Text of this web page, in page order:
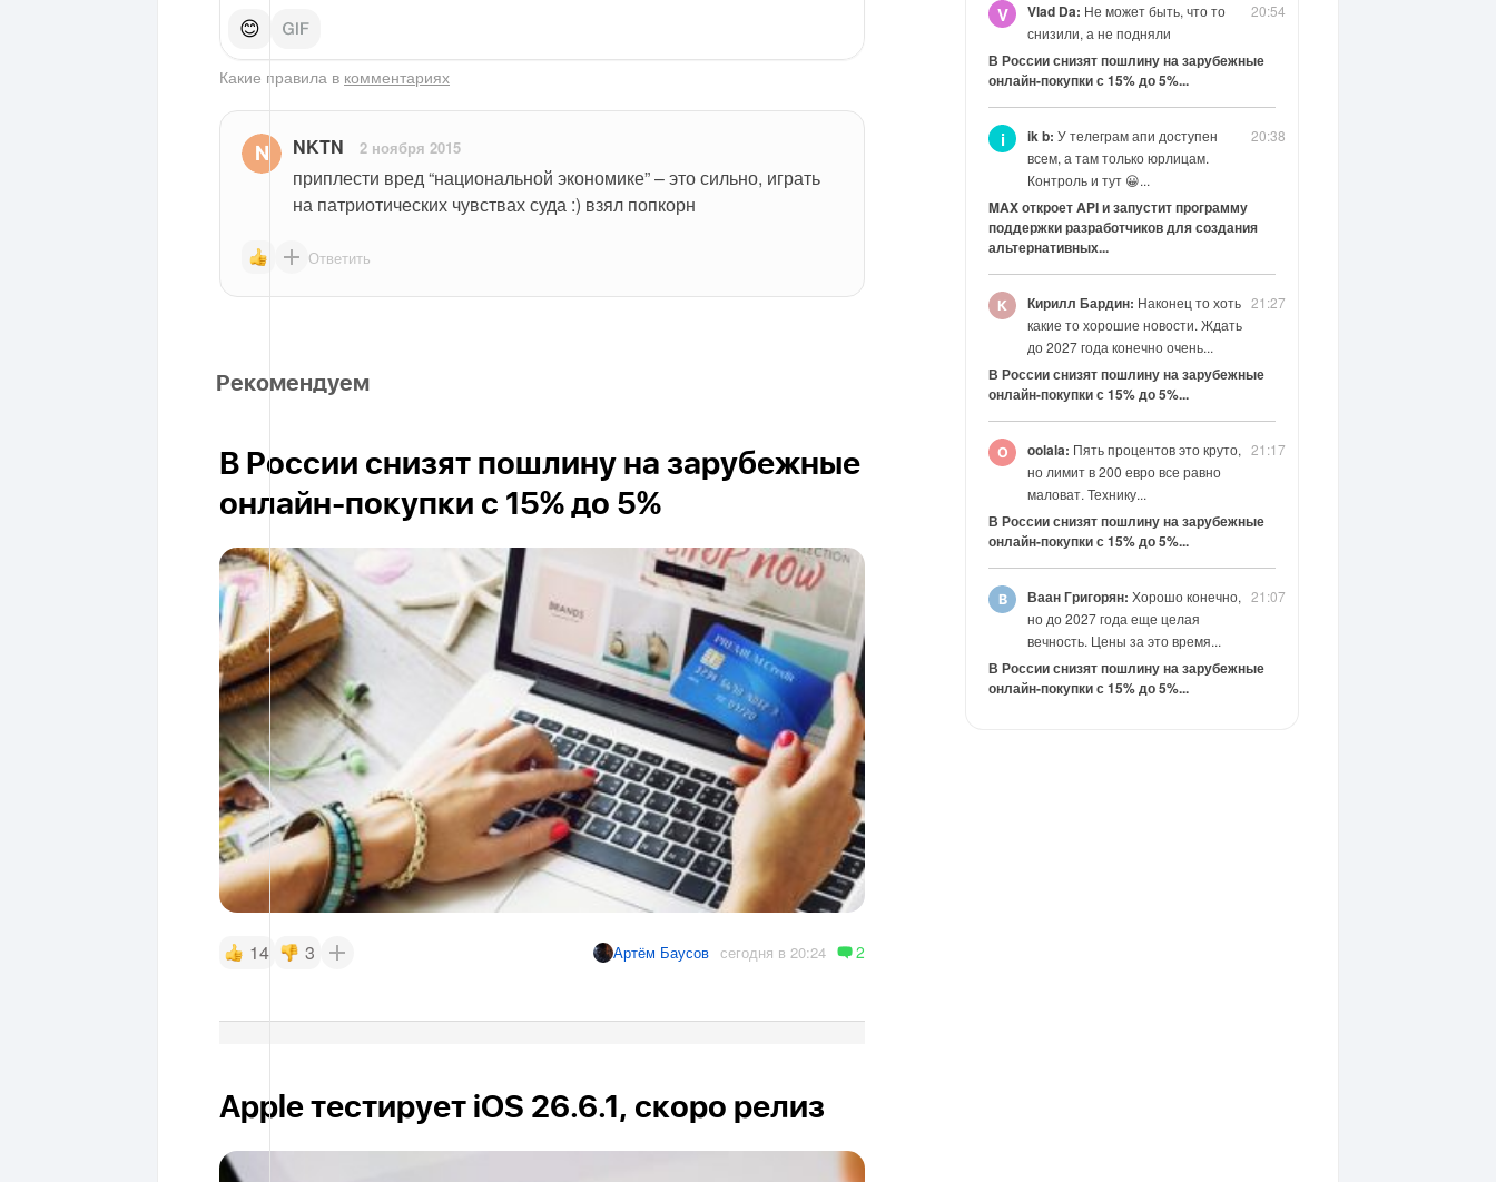
😊
Какие правила в комментариях
NKTN 2 ноября 2015
приплести вред “национальной экономике” – это сильно, играть
на патриотических чувствах суда :) взял попкорн
Ответить
Рекомендуем
В России снизят пошлину на зарубежные
онлайн-покупки с 15% до 5%
14 3 Артём Баусов сегодня в 20:24 2
Apple тестирует iOS 26.6.1, скоро релиз
20:54
V Vlad Da: Не может быть, что то
снизили, а не подняли
В России снизят пошлину на зарубежные
онлайн-покупки с 15% до 5%...
20:38
i ik b: У телеграм апи доступен
всем, а там только юрлицам.
Контроль и тут 😀...
MAX откроет API и запустит программу
поддержки разработчиков для создания
альтернативных...
21:27
Кирилл Бардин: Наконец то хоть
какие то хорошие новости. Ждать
до 2027 года конечно очень...
В России снизят пошлину на зарубежные
онлайн-покупки с 15% до 5%...
21:17
oolala: Пять процентов это круто,
но лимит в 200 евро все равно
маловат. Технику...
В России снизят пошлину на зарубежные
онлайн-покупки с 15% до 5%...
21:07
Ваан Григорян: Хорошо конечно,
но до 2027 года еще целая
вечность. Цены за это время...
В России снизят пошлину на зарубежные
онлайн-покупки с 15% до 5%...